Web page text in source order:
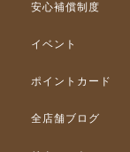
安心補償制度
イベント
ポイントカード
全店舗ブログ